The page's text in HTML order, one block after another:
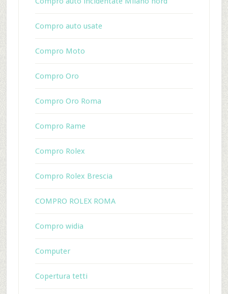
Compro auto usate
Compro Moto
Compro Oro
Compro Oro Roma
Compro Rame
Compro Rolex
Compro Rolex Brescia
COMPRO ROLEX ROMA
Compro widia
Computer
Copertura tetti